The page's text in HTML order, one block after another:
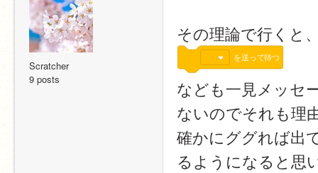
Scratcher
9 posts
その理論で行くと
を送って待つ
なども一見メッセ
ないのでそれも理
確かにググれば出
るようになると思